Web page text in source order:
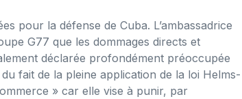
pour la défense de Cuba. L’ambassadrice
G77 que les dommages directs et
déclarée profondément préoccupée
fait de la pleine application de la loi Helms-
» car elle vise à punir, par